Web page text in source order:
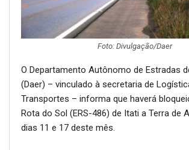
Foto: Divulgação/Daer
O Departamento Autônomo de Estradas
(Daer) – vinculado à secretaria de
Transportes – informa que haverá
Rota do Sol (ERS-486) de Itati a Terra de
dias 11 e 17 deste mês.